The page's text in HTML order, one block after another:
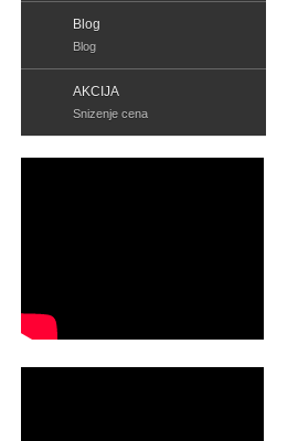
Blog
Blog
AKCIJA
Snizenje cena